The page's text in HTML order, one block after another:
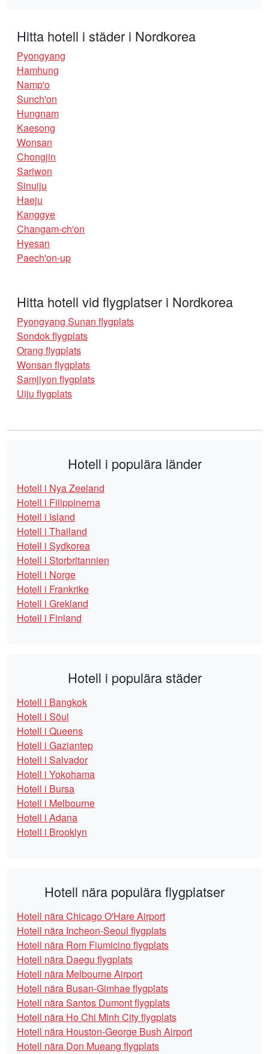
Hitta hotell i städer i Nordkorea
Pyongyang
Hamhung
Namp'o
Sunch'on
Hungnam
Kaesong
Wonsan
Chongjin
Sariwon
Sinuiju
Haeju
Kanggye
Changam-ch'on
Hyesan
Paech'on-up
Hitta hotell vid flygplatser i Nordkorea
Pyongyang Sunan flygplats
Sondok flygplats
Orang flygplats
Wonsan flygplats
Samjiyon flygplats
Uiju flygplats
Hotell i populära länder
Hotell i Nya Zeeland
Hotell i Filippinerna
Hotell i Island
Hotell i Thailand
Hotell i Sydkorea
Hotell i Storbritannien
Hotell i Norge
Hotell i Frankrike
Hotell i Grekland
Hotell i Finland
Hotell i populära städer
Hotell i Bangkok
Hotell i Söul
Hotell i Queens
Hotell i Gaziantep
Hotell i Salvador
Hotell i Yokohama
Hotell i Bursa
Hotell i Melbourne
Hotell i Adana
Hotell i Brooklyn
Hotell nära populära flygplatser
Hotell nära Chicago O'Hare Airport
Hotell nära Incheon-Seoul flygplats
Hotell nära Rom Fiumicino flygplats
Hotell nära Daegu flygplats
Hotell nära Melbourne Airport
Hotell nära Busan-Gimhae flygplats
Hotell nära Santos Dumont flygplats
Hotell nära Ho Chi Minh City flygplats
Hotell nära Houston-George Bush Airport
Hotell nära Don Mueang flygplats